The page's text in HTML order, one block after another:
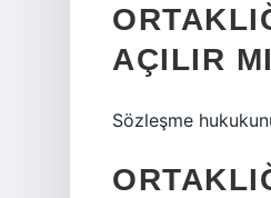
AÇILIR
Sözleşme